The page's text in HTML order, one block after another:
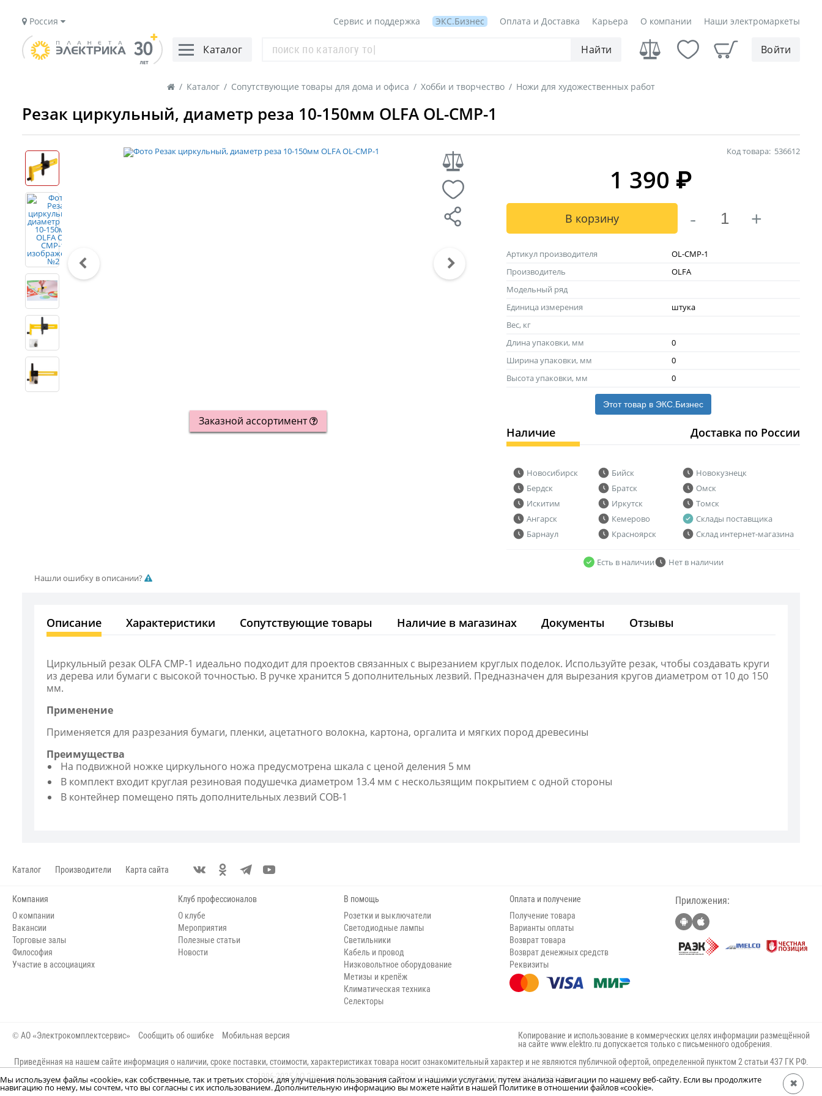
Россия Сервис и поддержка ЭКС.Бизнес Оплата и Доставка Карьера О компании Наши электромаркеты
Каталог Найти Войти
/ Каталог / Сопутствующие товары для дома и офиса / Хобби и творчество / Ножи для художественных работ
Резак циркульный, диаметр реза 10-150мм OLFA OL-CMP-1
Заказной ассортимент
Код товара: 536612
1 390 ₽
В корзину - +
Артикул производителя
OL-CMP-1
Производитель
OLFA
Модельный ряд
Единица измерения
штука
Вес, кг
Длина упаковки, мм
0
Ширина упаковки, мм
0
Высота упаковки, мм
0
Этот товар в ЭКС.Бизнес
Наличие Доставка по России
Новосибирск
Бердск
Искитим
Ангарск
Барнаул
Бийск
Братск
Иркутск
Кемерово
Красноярск
Новокузнецк
Омск
Томск
Склады поставщика
Склад интернет-магазина
Есть в наличии
Нет в наличии
Нашли ошибку в описании?
Описание Характеристики Сопутствующие товары Наличие в магазинах Документы Отзывы
Циркульный резак OLFA CMP-1 идеально подходит для проектов связанных с вырезанием круглых поделок. Используйте резак, чтобы создавать круги
из дерева или бумаги с высокой точностью. В ручке хранится 5 дополнительных лезвий. Предназначен для вырезания кругов диаметром от 10 до 150
мм.
Применение
Применяется для разрезания бумаги, пленки, ацетатного волокна, картона, оргалита и мягких пород древесины
Преимущества
На подвижной ножке циркульного ножа предусмотрена шкала с ценой деления 5 мм
В комплект входит круглая резиновая подушечка диаметром 13.4 мм с нескользящим покрытием с одной стороны
В контейнер помещено пять дополнительных лезвий COB-1
Мы используем файлы «cookie», как собственные, так и третьих сторон, для улучшения пользования сайтом и нашими услугами, путем анализа навигации по нашему веб-сайту. Если вы продолжите
навигацию по нему, мы сочтем, что вы согласны с их использованием. Дополнительную информацию вы можете найти в нашей Политике в отношении файлов «cookie». ✖
Каталог Производители Карта сайта
Компания
О компании
Вакансии
Торговые залы
Философия
Участие в ассоциациях
Клуб профессионалов
О клубе
Мероприятия
Полезные статьи
Новости
В помощь
Розетки и выключатели
Светодиодные лампы
Светильники
Кабель и провод
Низковольтное оборудование
Метизы и крепёж
Климатическая техника
Селекторы
Оплата и получение
Получение товара
Варианты оплаты
Возврат товара
Возврат денежных средств
Реквизиты
Приложения:
© АО «Электрокомплектсервис» Сообщить об ошибке Мобильная версия
Копирование и использование в коммерческих целях информации размещённой
на сайте www.elektro.ru допускается только с письменного одобрения.
Приведённая на нашем сайте информация о наличии, сроке поставки, стоимости, характеристиках товара носит ознакомительный характер и не являются публичной офертой, определенной пунктом 2 статьи 437 ГК РФ.
1996-2025 АО Электрокомплектсервис.Политика в отношении персональных данных